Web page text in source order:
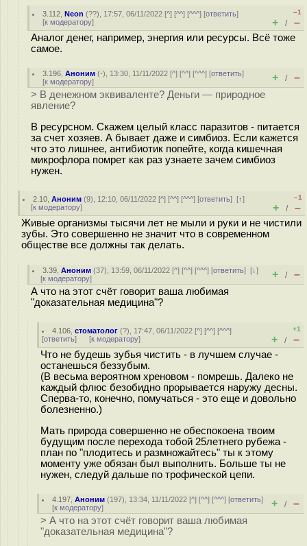
3.112 ,Neon (??), 17:57, 06/11/2022 [^] [^^] [^^^] [ответить]
[к модератору]
–1
+ / –
Аналог денег, например, энергия или ресурсы. Всё тоже
самое.
3.196 ,Аноним (-), 13:30, 11/11/2022 [^] [^^] [^^^] [ответить]
[к модератору] + / –
> В денежном эквиваленте? Деньги — природное
явление?
В ресурсном. Скажем целый класс паразитов - питается
за счет хозяев. А бывает даже и симбиоз. Если кажется
что это лишнее, антибиотик попейте, когда кишечная
микрофлора помрет как раз узнаете зачем симбиоз
нужен.
2.10 ,Аноним (9), 12:10, 06/11/2022 [^] [^^] [^^^] [ответить][↑]
[к модератору]
–1
+ / –
Живые организмы тысячи лет не мыли и руки и не чистили
зубы. Это совершенно не значит что в современном
обществе все должны так делать.
3.39 ,Аноним (37), 13:59, 06/11/2022 [^] [^^] [^^^] [ответить][↓]
[к модератору] + / –
А что на этот счёт говорит ваша любимая
"доказательная медицина"?
4.106 ,стоматолог (?), 17:47, 06/11/2022 [^] [^^] [^^^]
[ответить] [к модератору]
+1
+ / –
Что не будешь зубья чистить - в лучшем случае -
останешься беззубым.
(В весьма вероятном хреновом - помрешь. Далеко не
каждый флюс безобидно прорывается наружу десны.
Сперва-то, конечно, помучаться - это еще и довольно
болезненно.)
Мать природа совершенно не обеспокоена твоим
будущим после перехода тобой 25летнего рубежа -
план по "плодитесь и размножайтесь" ты к этому
моменту уже обязан был выполнить. Больше ты не
нужен, следуй дальше по трофической цепи.
4.197 ,Аноним (197), 13:34, 11/11/2022 [^] [^^] [^^^] [ответить]
[к модератору] + / –
> А что на этот счёт говорит ваша любимая
"доказательная медицина"?